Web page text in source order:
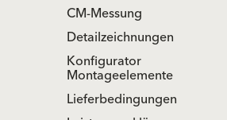
CM-Messung
Detailzeichnungen
Konfigurator
Montageelemente
Lieferbedingungen